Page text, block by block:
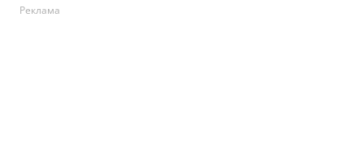
Реклама